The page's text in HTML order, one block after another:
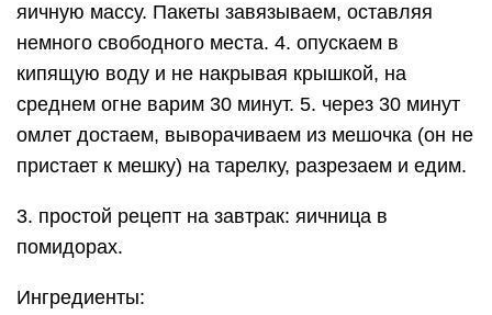
яичную массу. Пакеты завязываем, оставляя
немного свободного места. 4. опускаем в
кипящую воду и не накрывая крышкой, на
среднем огне варим 30 минут. 5. через 30 минут
омлет достаем, выворачиваем из мешочка (он не
пристает к мешку) на тарелку, разрезаем и едим.
3. простой рецепт на завтрак: яичница в
помидорах.
Ингредиенты: